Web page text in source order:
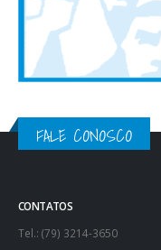
FALE CONOSCO
CONTATOS
Tel.: (79) 3214-3650